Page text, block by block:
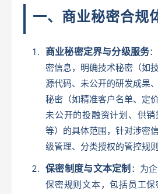
一、商业秘密合规
商业秘密定界与分级服务
密信息，明确技术秘密（如
源代码、未公开的研发成果
秘密（如精准客户名单、定
未公开的投融资计划、供
等）的具体范围，针对涉密
级管理、分类授权的管控规则
保密制度与文本定制 ：为
保密规则文本，包括员工